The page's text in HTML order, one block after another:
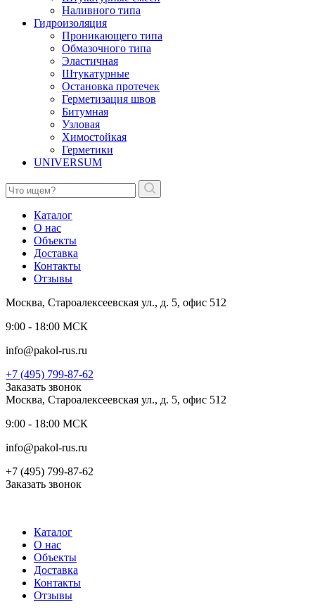
Наливного типа
Гидроизоляция
Проникающего типа
Обмазочного типа
Эластичная
Штукатурные
Остановка протечек
Герметизация швов
Битумная
Узловая
Химостойкая
Герметики
UNIVERSUM
Каталог
О нас
Объекты
Доставка
Контакты
Отзывы
Москва, Староалексеевская ул., д. 5, офис 512
9:00 - 18:00 МСК
info@pakol-rus.ru
+7 (495) 799-87-62
Заказать звонок
Москва, Староалексеевская ул., д. 5, офис 512
9:00 - 18:00 МСК
info@pakol-rus.ru
+7 (495) 799-87-62
Заказать звонок
Каталог
О нас
Объекты
Доставка
Контакты
Отзывы